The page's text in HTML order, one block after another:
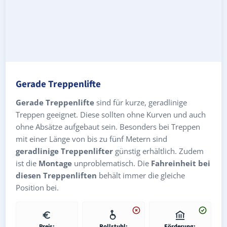
Gerade Treppenlifte
Gerade Treppenlifte sind für kurze, geradlinige
Treppen geeignet. Diese sollten ohne Kurven und auch
ohne Absätze aufgebaut sein. Besonders bei Treppen
mit einer Länge von bis zu fünf Metern sind
geradlinige Treppenlifter günstig erhältlich. Zudem
ist die Montage unproblematisch. Die Fahreinheit bei
diesen Treppenliften behält immer die gleiche
Position bei.